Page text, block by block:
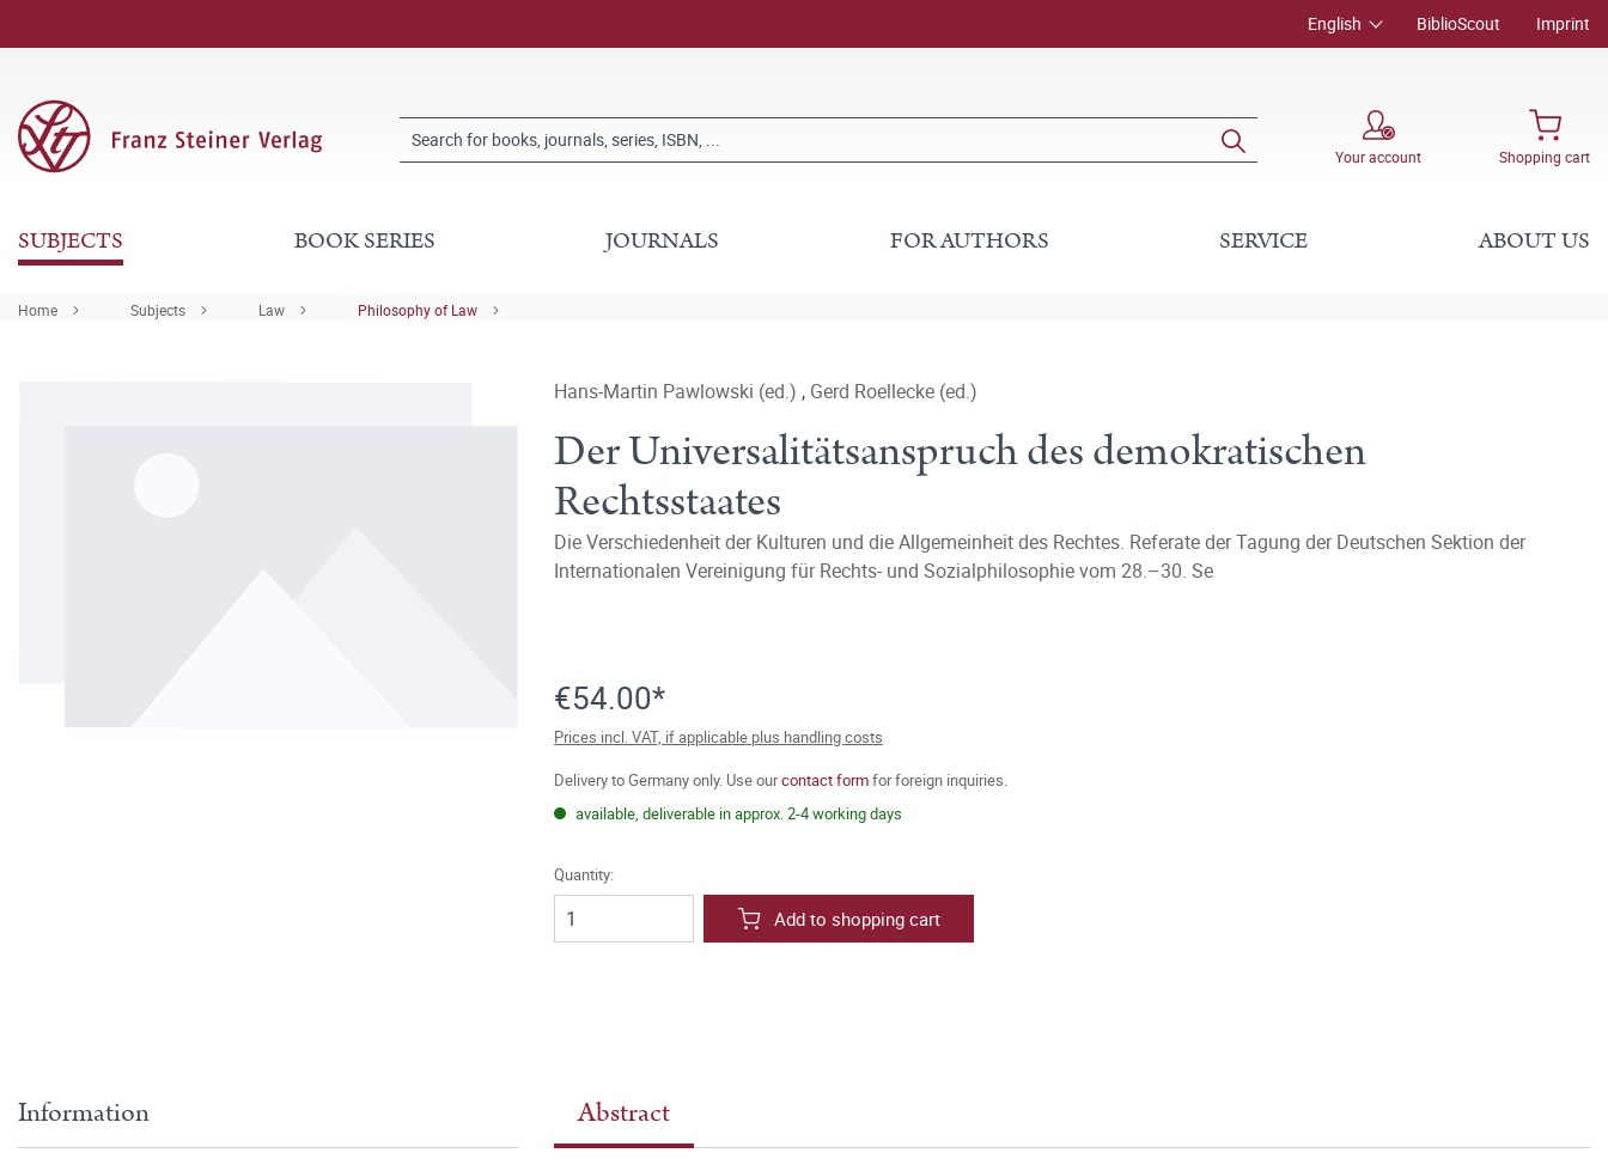
English BiblioScout Imprint
Your account Shopping cart
SUBJECTS BOOK SERIES JOURNALS FOR AUTHORS SERVICE ABOUT US
Home Subjects Law Philosophy of Law
Hans-Martin Pawlowski (ed.) , Gerd Roellecke (ed.)
Der Universalitätsanspruch des demokratischen
Rechtsstaates
Die Verschiedenheit der Kulturen und die Allgemeinheit des Rechtes. Referate der Tagung der Deutschen Sektion der
Internationalen Vereinigung für Rechts- und Sozialphilosophie vom 28.–30. Se
€54.00*
Prices incl. VAT, if applicable plus handling costs
Delivery to Germany only. Use ourcontact formfor foreign inquiries.
available, deliverable in approx. 2-4 working days
Quantity:
Add to shopping cart
Abstract
Information